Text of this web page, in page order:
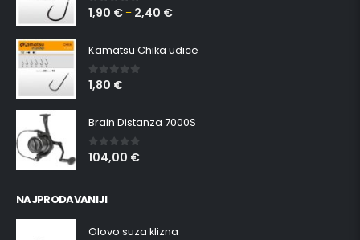
0 out of 5
1,90 € – 2,40 €
Kamatsu Chika udice
0 out of 5
1,80 €
Brain Distanza 7000S
0out of 5
104,00 €
NAJPRODAVANIJI
Olovo suza klizna